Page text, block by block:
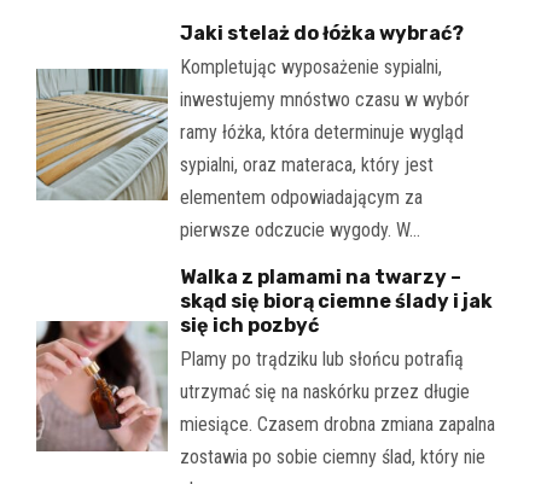
Jaki stelaż do łóżka wybrać?
Kompletując wyposażenie sypialni,
inwestujemy mnóstwo czasu w wybór
ramy łóżka, która determinuje wygląd
sypialni, oraz materaca, który jest
elementem odpowiadającym za
pierwsze odczucie wygody. W…
Walka z plamami na twarzy –
skąd się biorą ciemne ślady i jak
się ich pozbyć
Plamy po trądziku lub słońcu potrafią
utrzymać się na naskórku przez długie
miesiące. Czasem drobna zmiana zapalna
zostawia po sobie ciemny ślad, który nie